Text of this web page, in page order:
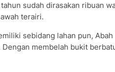
sudah dirasakan ribuan
terairi.
sebidang lahan pun,
membelah bukit